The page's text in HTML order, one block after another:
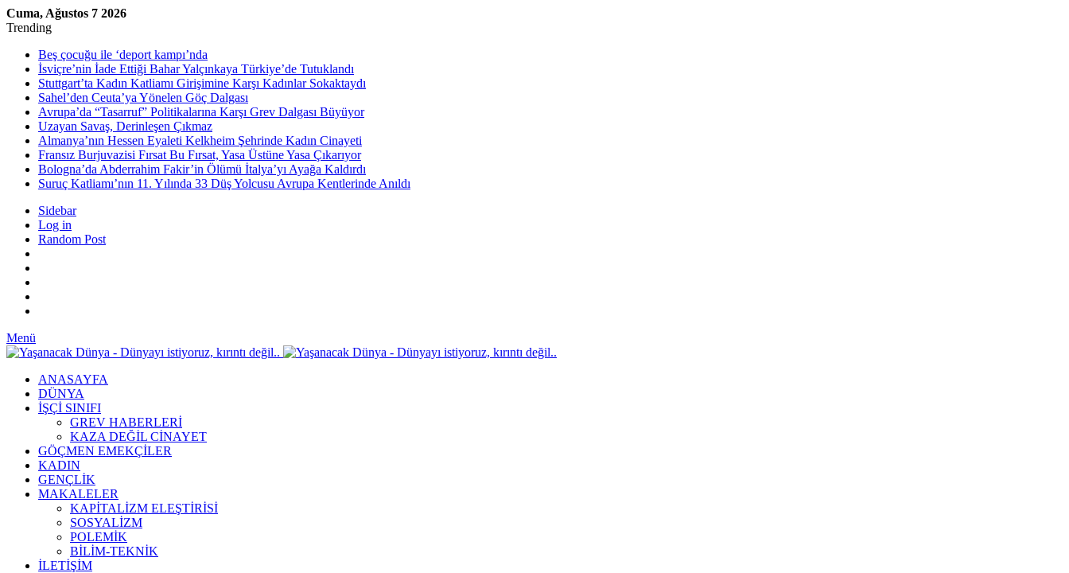
Cuma, Ağustos 7 2026
Trending
Beş çocuğu ile ‘deport kampı’nda
İsviçre’nin İade Ettiği Bahar Yalçınkaya Türkiye’de Tutuklandı
Stuttgart’ta Kadın Katliamı Girişimine Karşı Kadınlar Sokaktaydı
Sahel’den Ceuta’ya Yönelen Göç Dalgası
Avrupa’da “Tasarruf” Politikalarına Karşı Grev Dalgası Büyüyor
Uzayan Savaş, Derinleşen Çıkmaz
Almanya’nın Hessen Eyaleti Kelkheim Şehrinde Kadın Cinayeti
Fransız Burjuvazisi Fırsat Bu Fırsat, Yasa Üstüne Yasa Çıkarıyor
Bologna’da Abderrahim Fakir’in Ölümü İtalya’yı Ayağa Kaldırdı
Suruç Katliamı’nın 11. Yılında 33 Düş Yolcusu Avrupa Kentlerinde Anıldı
Sidebar
Log in
Random Post
Menü
ANASAYFA
DÜNYA
İŞÇİ SINIFI
GREV HABERLERİ
KAZA DEĞİL CİNAYET
GÖÇMEN EMEKÇİLER
KADIN
GENÇLİK
MAKALELER
KAPİTALİZM ELEŞTİRİSİ
SOSYALİZM
POLEMİK
BİLİM-TEKNİK
ILETIŞIM